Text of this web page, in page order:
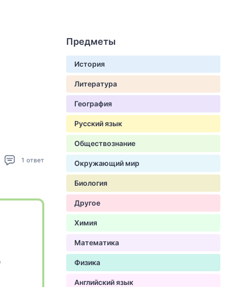
1 ответ
Предметы
История
Литература
География
Русский язык
Обществознание
Окружающий мир
Биология
Другое
Химия
Математика
Физика
Английский язык